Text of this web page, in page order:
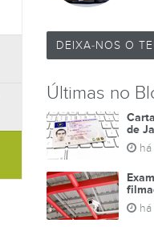
DEIXA-NOS O
Últimas no
de
há